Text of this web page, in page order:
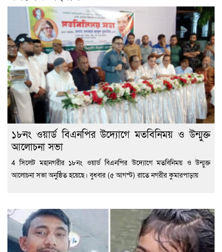
১৮নং ওয়ার্ড বিএনপির উদ্যোগে মতবিনিময় ও উন্মুক্ত
আলোচনা সভা
4 সিলেট মহানগরীর ১৮নং ওয়ার্ড বিএনপির উদ্যোগে মতবিনিময় ও উন্মুক্ত
আলোচনা সভা অনুষ্ঠিত হয়েছে। বুধবার (৫ আগস্ট) রাতে নগরীর কুমারপাড়ায়